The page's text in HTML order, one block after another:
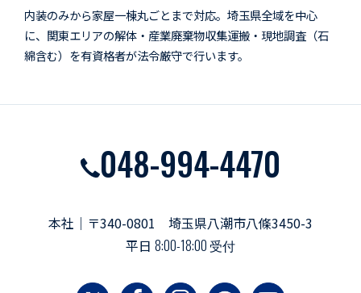
内装のみから家屋一棟丸ごとまで対応。埼玉県全域を中心
に、関東エリアの解体・産業廃棄物収集運搬・現地調査（石
綿含む）を有資格者が法令厳守で行います。
048-994-4470
本社｜〒340-0801 埼玉県八潮市八條3450-3
平日 8:00-18:00 受付